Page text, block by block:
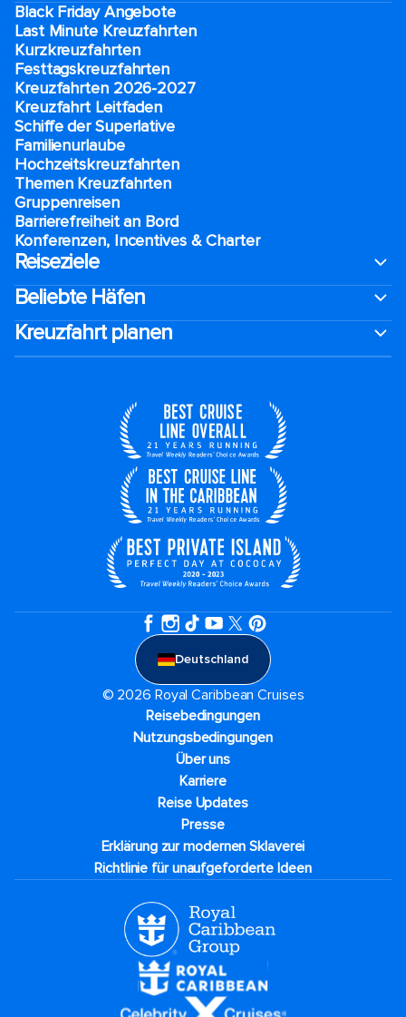
Black Friday Angebote
Last Minute Kreuzfahrten
Kurzkreuzfahrten​
Festtagskreuzfahrten​
Kreuzfahrten 2026-2027
Kreuzfahrt Leitfaden
Schiffe der Superlative
Familienurlaube​
Hochzeitskreuzfahrten
Themen Kreuzfahrten
Gruppenreisen
Barrierefreiheit an Bord​
Konferenzen, Incentives & Charter
Reiseziele
Beliebte Häfen
Kreuzfahrt planen
Deutschland
© 2026 Royal Caribbean Cruises
Reisebedingungen
Nutzungsbedingungen
Über uns
Karriere​
Reise Updates​
Presse
Erklärung zur modernen Sklaverei
Richtlinie für unaufgeforderte Ideen